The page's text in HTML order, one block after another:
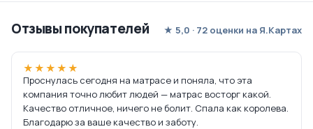
Отзывы покупателей ★ 5,0 · 72 оценки на Я.Картах
★★★★★
Проснулась сегодня на матрасе и поняла, что эта
компания точно любит людей — матрас восторг какой.
Качество отличное, ничего не болит. Спала как королева.
Благодарю за ваше качество и заботу.